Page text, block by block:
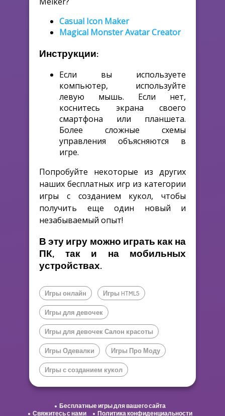
Casual Icon Maker
Magical Monster Avatar Creator
Инструкции:
Если вы используете
компьютер, используйте
левую мышь. Если нет,
коснитесь экрана своего
смартфона или планшета.
Более сложные схемы
управления объясняются в
игре.
Попробуйте некоторые из других
наших бесплатных игр из категории
игры с созданием кукол, чтобы
получить еще один новый и
незабываемый опыт!
В эту игру можно играть как на
ПК, так и на мобильных
устройствах.
Игры онлайн Игры HTML5
Игры для девочек
Игры для девочек Салон красоты
Игры Одевалки Игры Про Моду
Игры с созданием кукол
Бесплатные игры для вашего сайта
Свяжитесь с нами
Политика конфиденциальности